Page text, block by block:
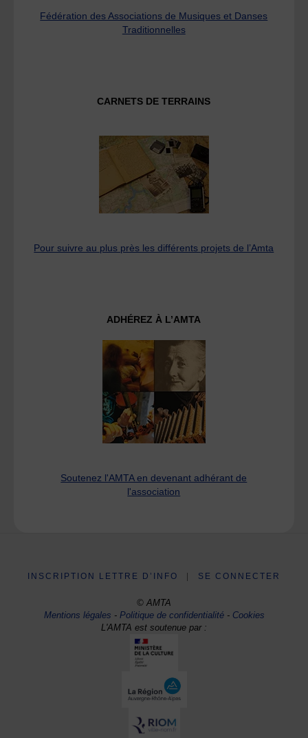
Fédération des Associations de Musiques et Danses
Traditionnelles
CARNETS DE TERRAINS
Pour suivre au plus près les différents projets de l’Amta
ADHÉREZ À L’AMTA
Soutenez l'AMTA en devenant adhérant de
l'association
INSCRIPTION LETTRE D’INFO SE CONNECTER
© AMTA
Mentions légales -Politique de confidentialité- Cookies
L'AMTA est soutenue par :